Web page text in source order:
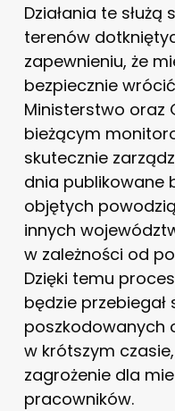
Działania te
terenów
zapewnieniu, że
bezpiecznie
Ministerstwo oraz
bieżącym
skutecznie
dnia publikowane
objętych
innych
w zależności od
Dzięki temu
będzie
poszkodowanych
w krótszym
zagrożenie dla
pracowników.